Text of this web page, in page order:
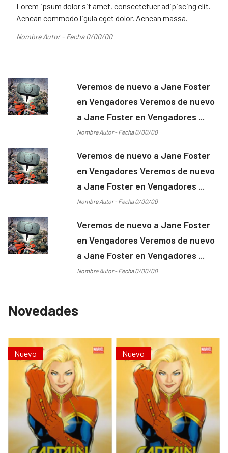
Lorem ipsum dolor sit amet, consectetuer adipiscing elit.
Aenean commodo ligula eget dolor. Aenean massa.
Nombre Autor - Fecha 0/00/00
Veremos de nuevo a Jane Foster
en Vengadores Veremos de nuevo
a Jane Foster en Vengadores ...
Nombre Autor - Fecha 0/00/00
Veremos de nuevo a Jane Foster
en Vengadores Veremos de nuevo
a Jane Foster en Vengadores ...
Nombre Autor - Fecha 0/00/00
Veremos de nuevo a Jane Foster
en Vengadores Veremos de nuevo
a Jane Foster en Vengadores ...
Nombre Autor - Fecha 0/00/00
Novedades
Nuevo Nuevo